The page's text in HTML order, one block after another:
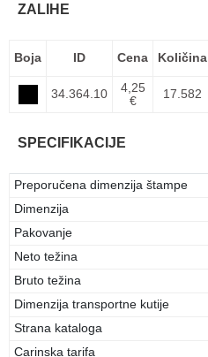
ZALIHE
Boja ID Cena Količina
34.364.10
4,25
€
17.582
SPECIFIKACIJE
Preporučena dimenzija štampe
Dimenzija
Pakovanje
Neto težina
Bruto težina
Dimenzija transportne kutije
Strana kataloga
Carinska tarifa